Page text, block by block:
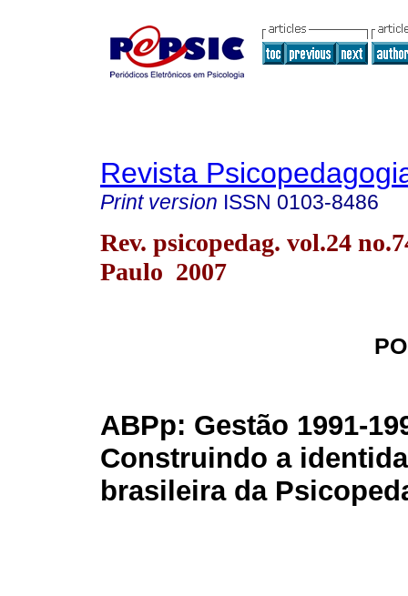
Revista
Print version ISSN 0103-8486
Rev. psicopedag. vol.24
Paulo 2007
ABPp: Gestão 1991-
Construindo a
brasileira da